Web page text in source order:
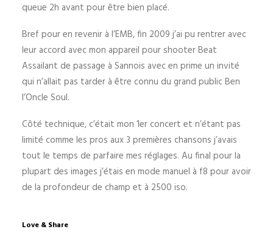
queue 2h avant pour être bien placé.
Bref pour en revenir à l’EMB, fin 2009 j’ai pu rentrer avec
leur accord avec mon appareil pour shooter Beat
Assailant de passage à Sannois avec en prime un invité
qui n’allait pas tarder à être connu du grand public Ben
l’Oncle Soul.
Côté technique, c’était mon 1er concert et n’étant pas
limité comme les pros aux 3 premières chansons j’avais
tout le temps de parfaire mes réglages. Au final pour la
plupart des images j’étais en mode manuel à f8 pour avoir
de la profondeur de champ et à 2500 iso.
Love & Share